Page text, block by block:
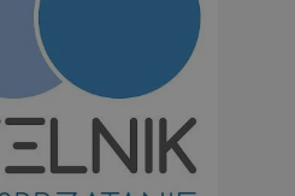
orzesze.com.pl
orzesze.com.pl